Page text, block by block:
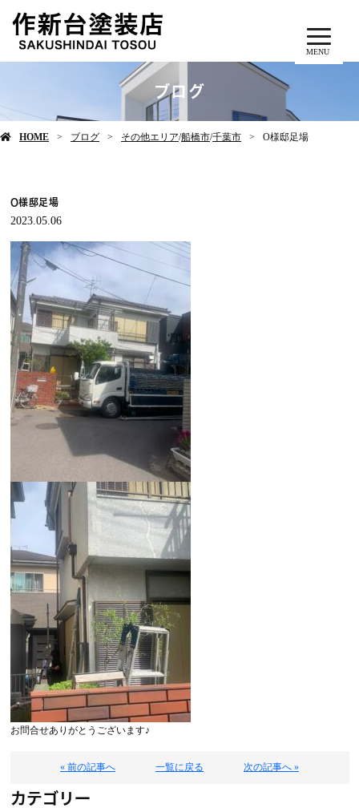
MENU
ブログ
HOME ブログ その他エリア/船橋市/千葉市 O様邸足場
O様邸足場
2023.05.06
お問合せありがとうございます♪
« 前の記事へ 一覧に戻る 次の記事へ »
カテゴリー